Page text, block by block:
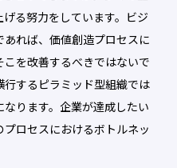
る努力をしています。ビジ
れば、価値創造プロセスに
を改善するべきではないで
行するピラミッド型組織では
ります。企業が達成したい
ロセスにおけるボトルネッ